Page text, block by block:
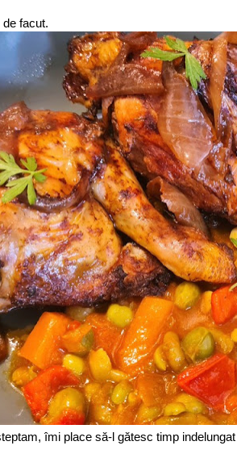
facut.
îmi place să-l gătesc timp